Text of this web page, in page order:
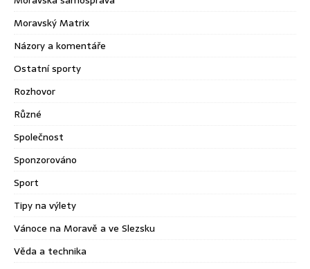
Moravský Matrix
Názory a komentáře
Ostatní sporty
Rozhovor
Různé
Společnost
Sponzorováno
Sport
Tipy na výlety
Vánoce na Moravě a ve Slezsku
Věda a technika